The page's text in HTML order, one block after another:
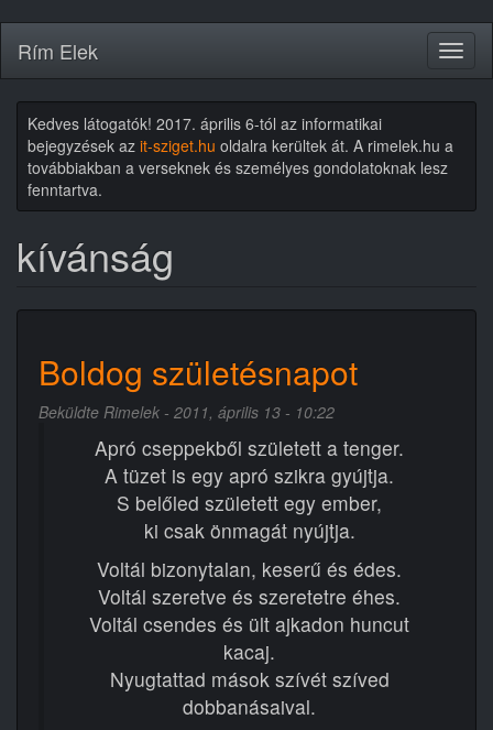
tartalomra
Rím Elek
Kedves látogatók! 2017. április 6-tól az informatikai
bejegyzések az it-sziget.hu oldalra kerültek át. A rimelek.hu a
továbbiakban a verseknek és személyes gondolatoknak lesz
fenntartva.
kívánság
Boldog születésnapot
Beküldte Rimelek - 2011, április 13 - 10:22
Apró cseppekből született a tenger.
A tüzet is egy apró szikra gyújtja.
S belőled született egy ember,
ki csak önmagát nyújtja.
Voltál bizonytalan, keserű és édes.
Voltál szeretve és szeretetre éhes.
Voltál csendes és ült ajkadon huncut
kacaj.
Nyugtattad mások szívét szíved
dobbanásaival.